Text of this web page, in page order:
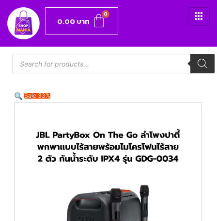
0.00 บาท
Sale 33%